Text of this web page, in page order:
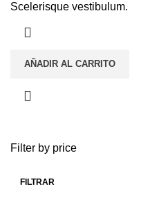
Filter by price
FILTRAR
Scelerisque vestibulum.
AÑADIR AL CARRITO